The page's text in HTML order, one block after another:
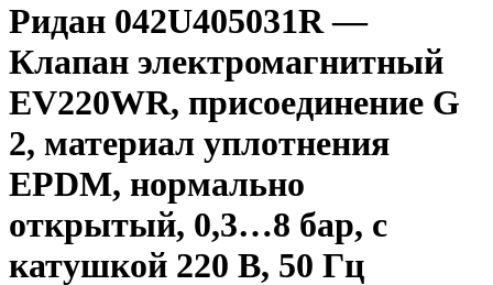
Ридан 042U405031R —
Клапан электромагнитный
EV220WR, присоединение G
2, материал уплотнения
EPDM, нормально
открытый, 0,3…8 бар, с
катушкой 220 В, 50 Гц